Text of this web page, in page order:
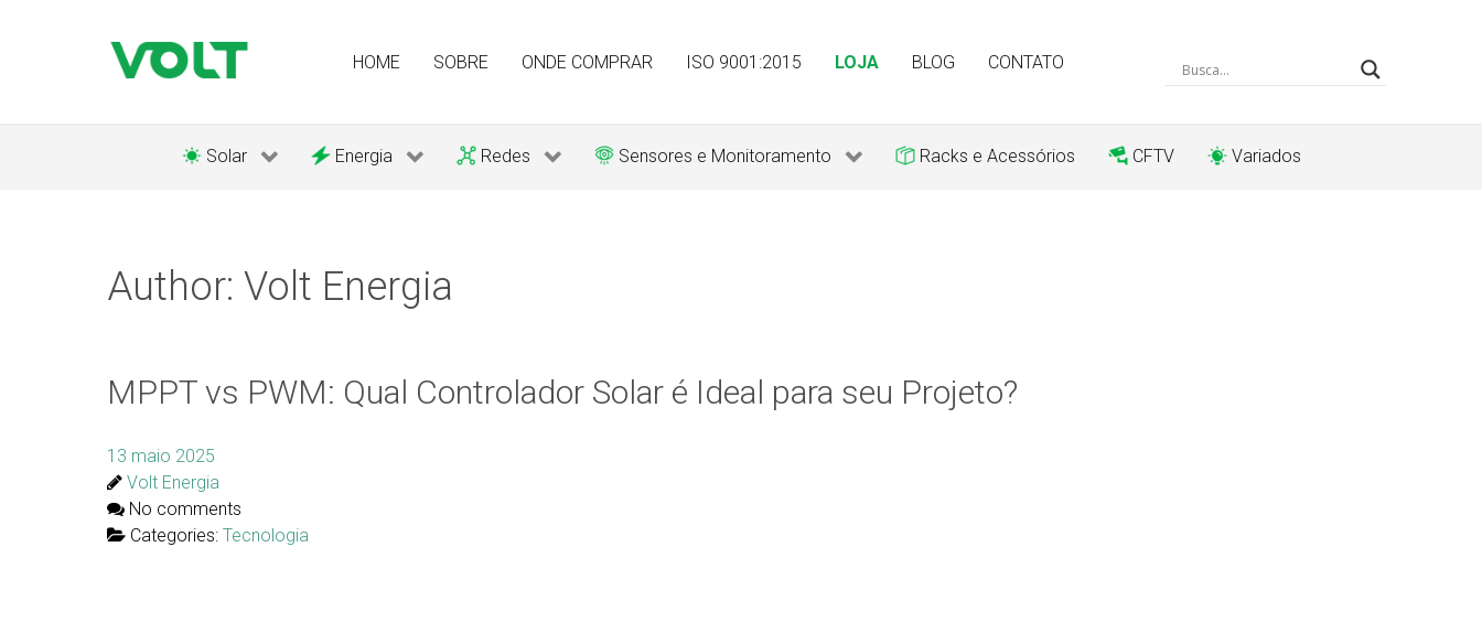
HOME SOBRE ONDE COMPRAR ISO 9001:2015 LOJA BLOG CONTATO
Solar Energia Redes Sensores e Monitoramento Racks e Acessórios CFTV Variados
Author: Volt Energia
MPPT vs PWM: Qual Controlador Solar é Ideal para seu Projeto?
13 maio 2025
Volt Energia
No comments
Categories: Tecnologia